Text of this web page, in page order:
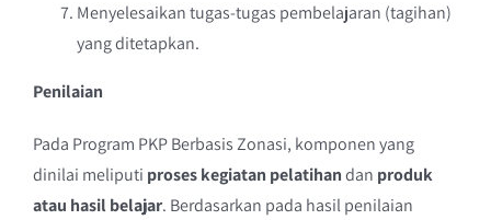
Menyelesaikan tugas-tugas pembelajaran (tagihan)
yang ditetapkan.
Penilaian
Pada Program PKP Berbasis Zonasi, komponen yang
dinilai meliputi proses kegiatan pelatihandan produk
atau hasil belajar. Berdasarkan pada hasil penilaian